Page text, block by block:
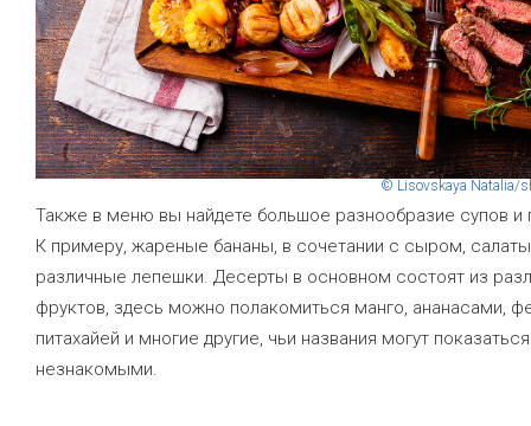
© Lisovskaya Natalia/
Также в меню вы найдете большое разнообразие супов и
К примеру, жареные бананы, в сочетании с сыром,
различные лепешки. Десерты в основном состоят из
фруктов, здесь можно полакомиться манго, ананасами,
питахайей и многие другие, чьи названия могут
незнакомыми.